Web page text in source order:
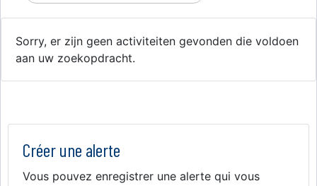
Sorry, er zijn geen activiteiten gevonden die voldoen
aan uw zoekopdracht.
Créer une alerte
Vous pouvez enregistrer une alerte qui vous